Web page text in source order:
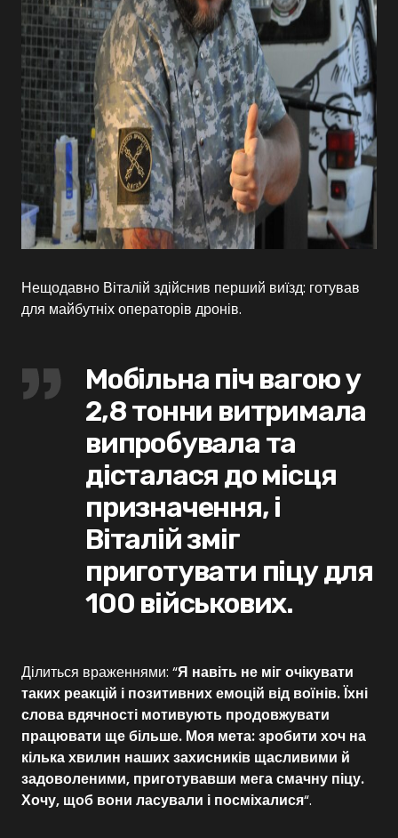
Нещодавно Віталій здійснив перший виїзд: готував
для майбутніх операторів дронів.
Мобільна піч вагою у
2,8 тонни витримала
випробувала та
дісталася до місця
призначення, і
Віталій зміг
приготувати піцу для
100 військових.
Ділиться враженнями: “Я навіть не міг очікувати
таких реакцій і позитивних емоцій від воїнів. Їхні
слова вдячності мотивують продовжувати
працювати ще більше. Моя мета: зробити хоч на
кілька хвилин наших захисників щасливими й
задоволеними, приготувавши мега смачну піцу.
Хочу, щоб вони ласували і посміхалися“.